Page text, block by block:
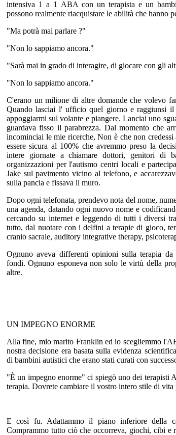
intensiva 1 a 1 ABA con un terapista e un
possono realmente riacquistare le abilità che hanno
"Ma potrà mai parlare ?"
"Non lo sappiamo ancora."
"Sarà mai in grado di interagire, di giocare con gli
"Non lo sappiamo ancora."
C'erano un milione di altre domande che volevo
Quando lasciai l' ufficio quel giorno e raggiunsi
appoggiarmi sul volante e piangere. Lanciai uno
guardava fisso il parabrezza. Dal momento che
incominciai le mie ricerche, Non è che non
essere sicura al 100% che avremmo preso la
intere giornate a chiamare dottori, genitori di
organizzazioni per l'autismo centri locali e
Jake sul pavimento vicino al telefono, e
sulla pancia e fissava il muro.
Dopo ogni telefonata, prendevo nota del nome,
una agenda, datando ogni nuovo nome e
cercando su internet e leggendo di tutti i diversi
tutto, dal nuotare con i delfini a terapie di gioco,
cranio sacrale, auditory integrative therapy,
Ognuno aveva differenti opinioni sulla terapia da
fondi. Ognuno esponeva non solo le virtù della
altre.
UN IMPEGNO ENORME
Alla fine, mio marito Franklin ed io scegliemmo
nostra decisione era basata sulla evidenza
di bambini autistici che erano stati curati con
"È un impegno enorme" ci spiegò uno dei terapisti
terapia. Dovrete cambiare il vostro intero stile di
E così fu. Adattammo il piano inferiore della
Comprammo tutto ciò che occorreva, giochi, cibi e